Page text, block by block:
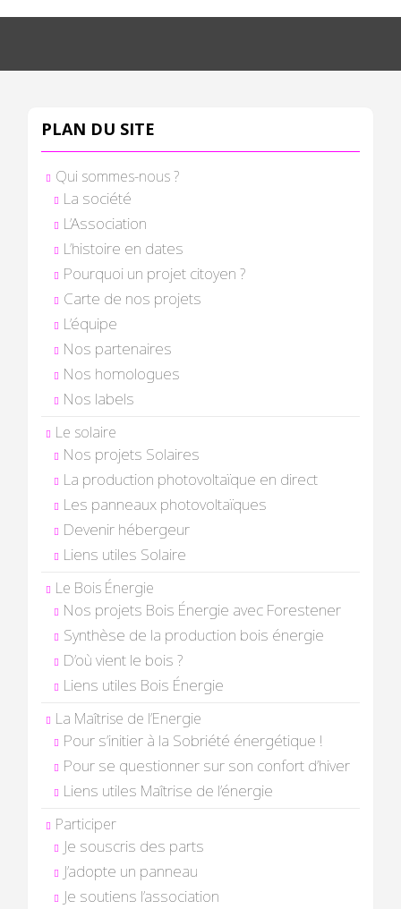
PLAN DU SITE
Qui sommes-nous ?
La société
L’Association
L’histoire en dates
Pourquoi un projet citoyen ?
Carte de nos projets
L’équipe
Nos partenaires
Nos homologues
Nos labels
Le solaire
Nos projets Solaires
La production photovoltaïque en direct
Les panneaux photovoltaïques
Devenir hébergeur
Liens utiles Solaire
Le Bois Énergie
Nos projets Bois Énergie avec Forestener
Synthèse de la production bois énergie
D’où vient le bois ?
Liens utiles Bois Énergie
La Maîtrise de l’Energie
Pour s’initier à la Sobriété énergétique !
Pour se questionner sur son confort d’hiver
Liens utiles Maîtrise de l’énergie
Participer
Je souscris des parts
J’adopte un panneau
Je soutiens l’association